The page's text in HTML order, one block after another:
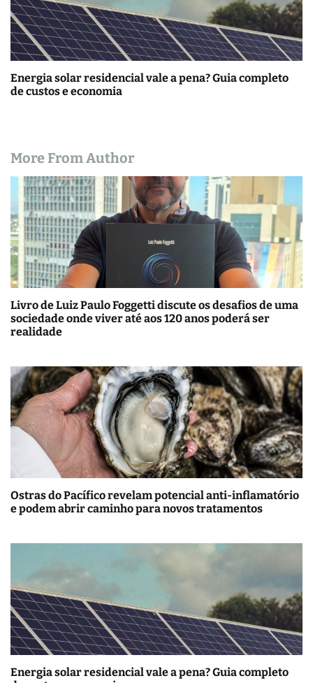
Energia solar residencial vale a pena? Guia completo
de custos e economia
More From Author
Livro de Luiz Paulo Foggetti discute os desafios de uma
sociedade onde viver até aos 120 anos poderá ser
realidade
Ostras do Pacífico revelam potencial anti-inflamatório
e podem abrir caminho para novos tratamentos
Energia solar residencial vale a pena? Guia completo